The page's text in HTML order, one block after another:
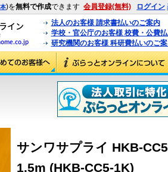
)を無料で作成できます 会員登録(無料) ログイン
法人のお客様 請求書払いのご案内
学校・官公庁のお客様 校費・公費
研究機関のお客様 科研費払いのご
サンワサプライ HKB-
1.5m (HKB-CC5-1K)